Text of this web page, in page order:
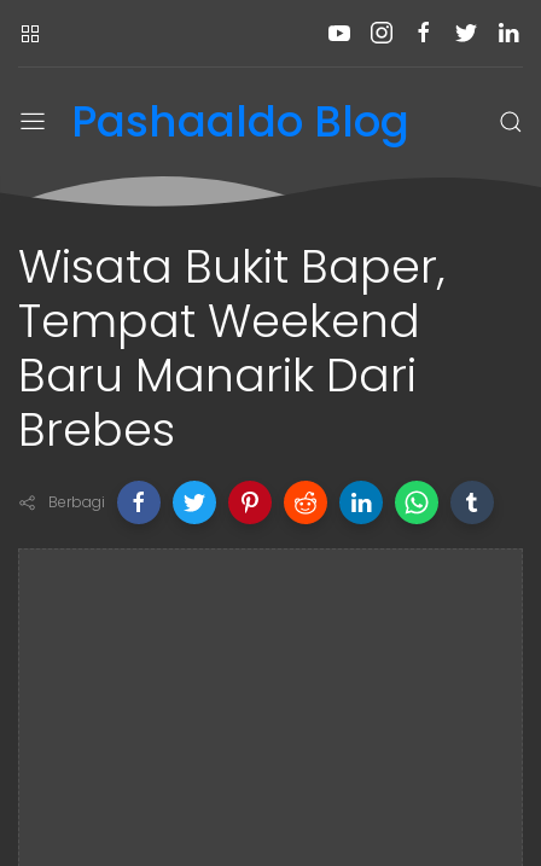
Pashaaldo Blog
Wisata Bukit Baper,
Tempat Weekend
Baru Manarik Dari
Brebes
Berbagi